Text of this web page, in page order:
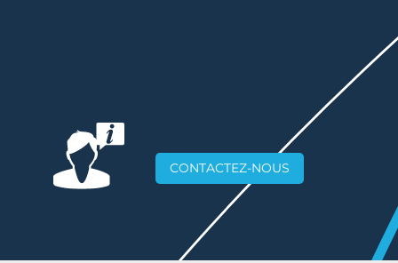
CONTACTEZ-NOUS